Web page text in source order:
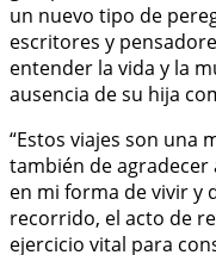
un nuevo tipo de
escritores y
entender la vida y la
ausencia de su hija
“Estos viajes son una
también de agradecer
en mi forma de vivir y
recorrido, el acto de
ejercicio vital para